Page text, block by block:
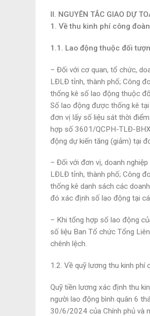
II. NGUYÊN TẮC GIAO DỰ
1. Về thu kinh phí công đoàn
1.1. Lao động thuộc đối
– Đối với cơ quan, tổ chức,
LĐLĐ tỉnh, thành phố; Công
thống kê số lao động thuộc
Số lao động được thống kê
đơn vị lấy số liệu sát thời
hợp số 3601/QCPH-TLĐ-
động dự kiến tăng (giảm) tại
– Đối với đơn vị, doanh
LĐLĐ tỉnh, thành phố; Công
thống kê danh sách các
đó xác định số lao động tại
– Khi tổng hợp số lao động
số liệu Ban Tổ chức Tổng
chênh lệch.
1.2. Về quỹ lương thu kinh phí
Quỹ tiền lương xác định thu
người lao động bình quân 6
30/6/2024 của Chính phủ và